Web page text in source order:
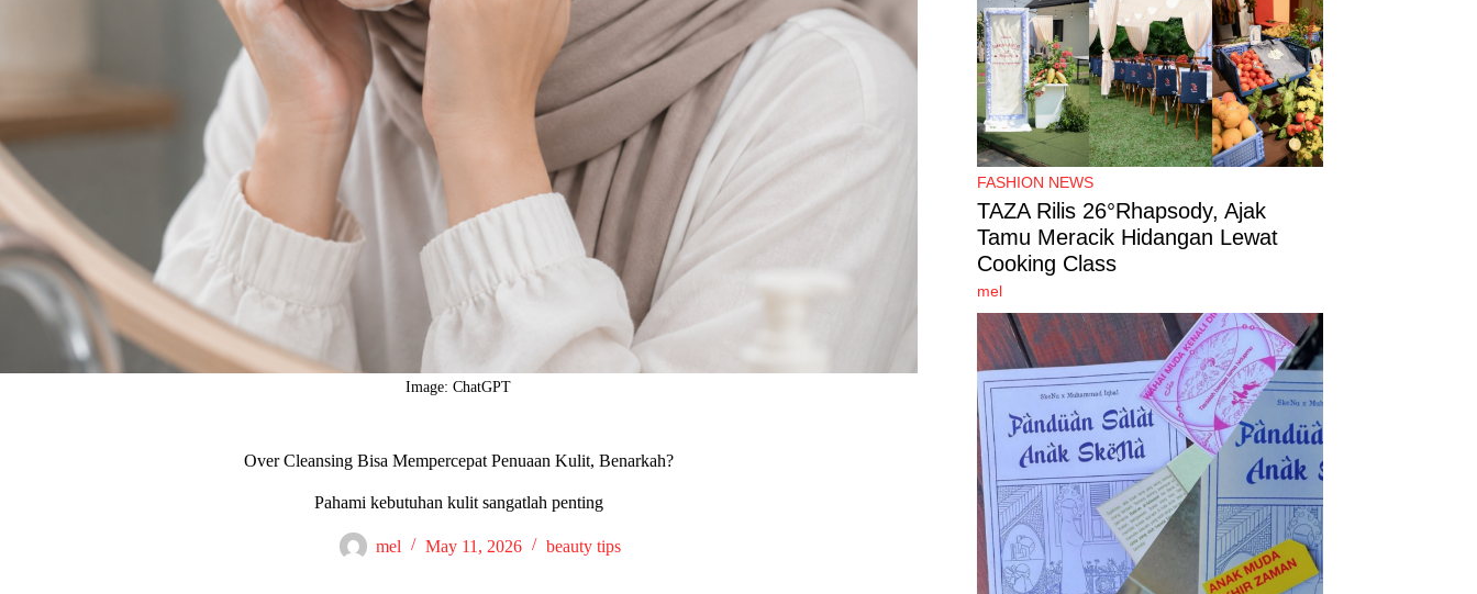
Image: ChatGPT
Over Cleansing Bisa Mempercepat Penuaan Kulit, Benarkah?
Pahami kebutuhan kulit sangatlah penting
mel May 11, 2026 beauty tips
FASHION NEWS
TAZA Rilis 26°Rhapsody, Ajak
Tamu Meracik Hidangan Lewat
Cooking Class
mel